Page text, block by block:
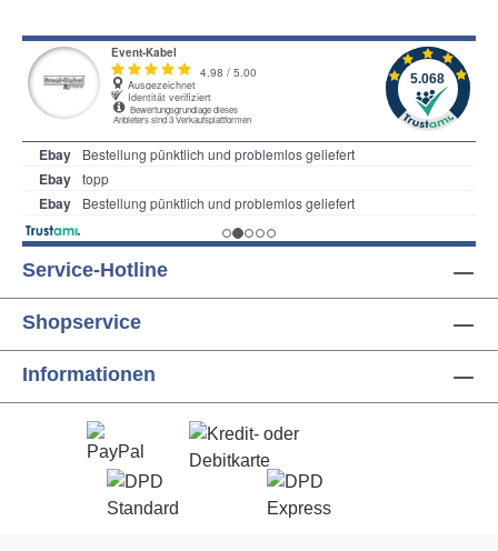
Service-Hotline
Shopservice
Informationen